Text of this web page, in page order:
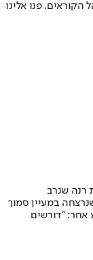
פנו אלינו
רנה שנרב
במעיין סמוך
אחר: "דורשים